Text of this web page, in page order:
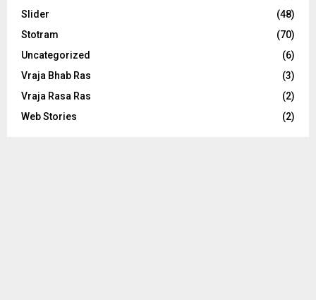
Slider
(48)
Stotram
(70)
Uncategorized
(6)
Vraja Bhab Ras
(3)
Vraja Rasa Ras
(2)
Web Stories
(2)